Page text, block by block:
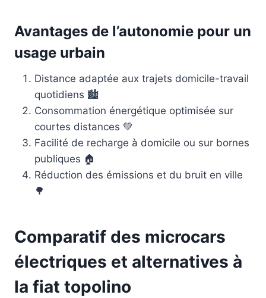
Avantages de l’autonomie pour un
usage urbain
Distance adaptée aux trajets domicile-travail
quotidiens 🏙️
Consommation énergétique optimisée sur
courtes distances 💚
Facilité de recharge à domicile ou sur bornes
publiques 🏠
Réduction des émissions et du bruit en ville
🌳
Comparatif des microcars
électriques et alternatives à
la fiat topolino